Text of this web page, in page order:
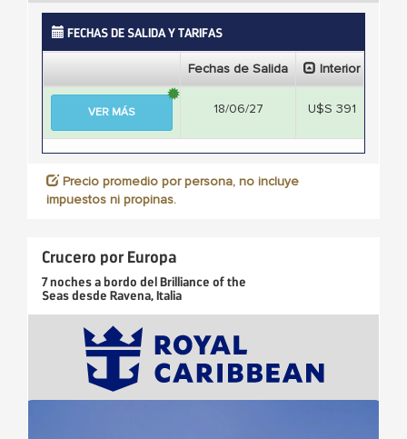
FECHAS DE SALIDA Y TARIFAS
Fechas de Salida Interior
VER MÁS 18/06/27 U$S 391
Precio promedio por persona, no incluye
impuestos ni propinas.
Crucero por Europa
7 nochesa bordo delBrilliance of the
Seasdesde Ravena, Italia